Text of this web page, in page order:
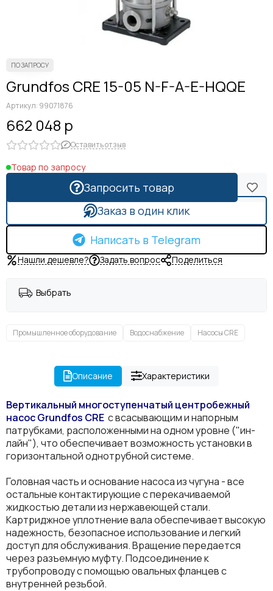
Grundfos CRE 15-05 N-F-A-E-HQQE
Артикул: 99071876
662 048 р
Оставить отзыв
Товар по запросу
Запросить товар
Заказ в один клик
Написать в Telegram
Нашли дешевле? Задать вопрос Поделиться
Выбрать
Промышленное оборудование Водоснабжение Насосы CRE
Описание Характеристики
Вертикальный многоступенчатый центробежный
насос Grundfos CRE с всасывающим и напорным
патрубками, расположенными на одном уровне ("ин-
лайн"), что обеспечивает возможность установки в
горизонтальной однотрубной системе.
Головная часть и основание насоса из чугуна - все
остальные контактирующие с перекачиваемой
жидкостью детали из нержавеющей стали.
Картриджное уплотнение вала обеспечивает высокую
надежность, безопасное использование и легкий
доступ для обслуживания. Вращение передается
через разъемную муфту. Подсоединение к
трубопроводу с помощью овальных фланцев с
внутренней резьбой.